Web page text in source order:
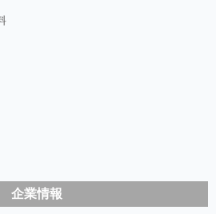
企業情報